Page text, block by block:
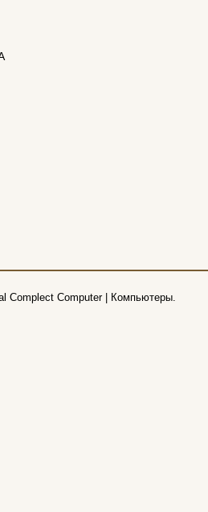
Complect Computer | Компьютеры.